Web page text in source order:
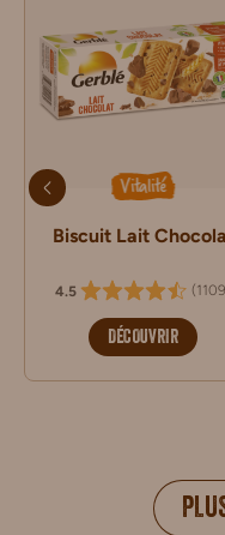
Vitalité
Biscuit Lait
4.5 (1109
DÉCOUVRIR